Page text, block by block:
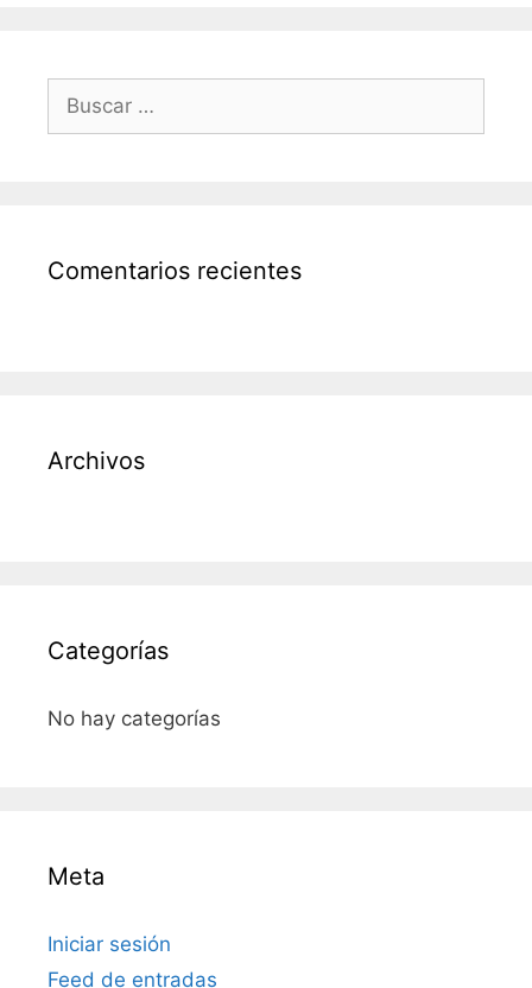
Comentarios recientes
Archivos
Categorías
No hay categorías
Meta
Iniciar sesión
Feed de entradas